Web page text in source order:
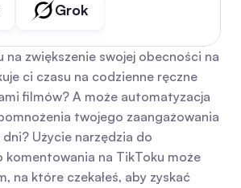
Grok
na zwiększenie swojej obecności na
ci czasu na codzienne ręczne
filmów? A może automatyzacja
twojego zaangażowania
Użycie narzędzia do
na TikToku może
na które czekałeś, aby zyskać